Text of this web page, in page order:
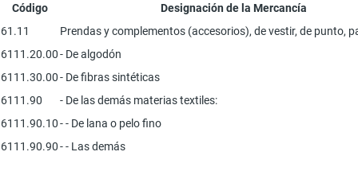
Código
Designación de la Mercancía
61.11
Prendas y complementos (accesorios), de vestir, de punto,
6111.20.00- De algodón
6111.30.00- De fibras sintéticas
6111.90
- De las demás materias textiles:
6111.90.10- - De lana o pelo fino
6111.90.90- - Las demás